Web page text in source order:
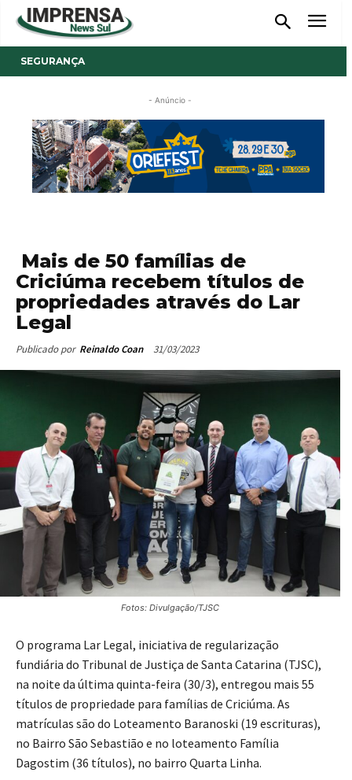
SEGURANÇA
- Anúncio -
Mais de 50 famílias de
Criciúma recebem títulos de
propriedades através do Lar
Legal
Publicado por Reinaldo Coan 31/03/2023
Fotos: Divulgação/TJSC
O programa Lar Legal, iniciativa de regularização
fundiária do Tribunal de Justiça de Santa Catarina (TJSC),
na noite da última quinta-feira (30/3), entregou mais 55
títulos de propriedade para famílias de Criciúma. As
matrículas são do Loteamento Baranoski (19 escrituras),
no Bairro São Sebastião e no loteamento Família
Dagostim (36 títulos), no bairro Quarta Linha.